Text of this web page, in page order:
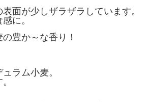
面が少しザラザラしています。
に。
豊か～な香り！
ラム小麦。